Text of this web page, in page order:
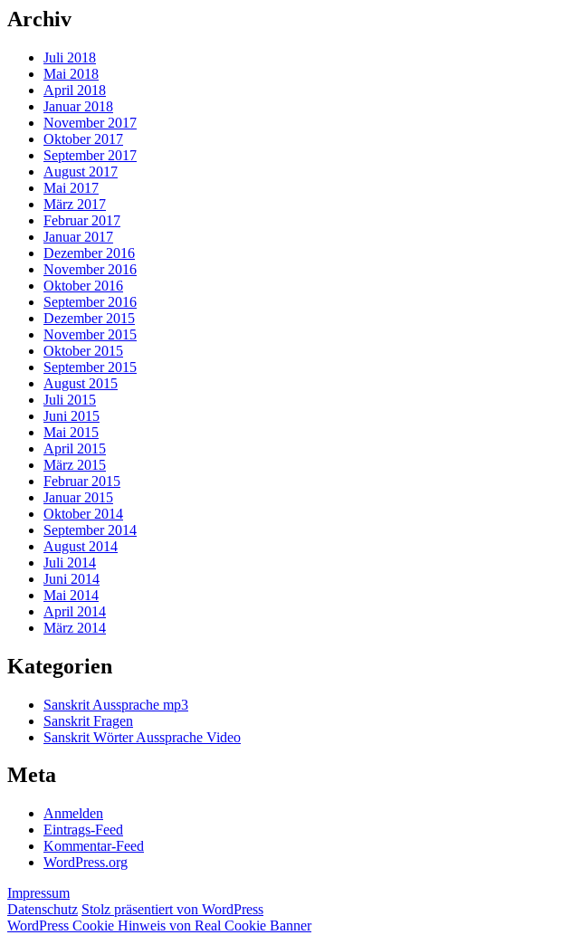
Archiv
Juli 2018
Mai 2018
April 2018
Januar 2018
November 2017
Oktober 2017
September 2017
August 2017
Mai 2017
März 2017
Februar 2017
Januar 2017
Dezember 2016
November 2016
Oktober 2016
September 2016
Dezember 2015
November 2015
Oktober 2015
September 2015
August 2015
Juli 2015
Juni 2015
Mai 2015
April 2015
März 2015
Februar 2015
Januar 2015
Oktober 2014
September 2014
August 2014
Juli 2014
Juni 2014
Mai 2014
April 2014
März 2014
Kategorien
Sanskrit Aussprache mp3
Sanskrit Fragen
Sanskrit Wörter Aussprache Video
Meta
Anmelden
Eintrags-Feed
Kommentar-Feed
WordPress.org
Impressum
Datenschutz Stolz präsentiert von WordPress
WordPress Cookie Hinweis von Real Cookie Banner